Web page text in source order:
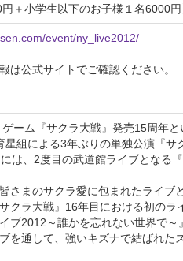
円＋小学生以下のお子様１名6000円
event/ny_live2012/
は公式サイトでご確認ください。
ーム『サクラ大戦』発売15周年と
星組による3年ぶりの単独公演『
は、2度目の武道館ライブとなる
さまのサクラ愛に包まれたライブ
クラ大戦』16年目における初の
2012～誰かを忘れない世界で～
を通して、強いキズナで結ばれた